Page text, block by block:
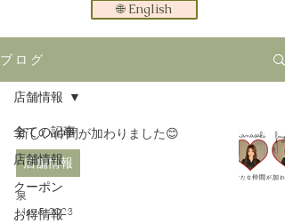
🌐 English
ブ ロ グ
全ての記事
店舗情報
クーポン
お得情報
店舗情報
新しい仲間が加わりました😊
店舗情報
泉
May 5, 2023